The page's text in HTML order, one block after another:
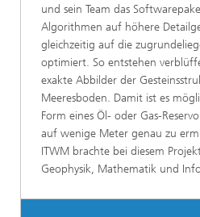
und sein Team das
Algorithmen auf höhere
gleichzeitig auf die
optimiert. So entstehen
exakte Abbilder der
Meeresboden. Damit ist es
Form eines Öl- oder Gas-
auf wenige Meter genau zu
ITWM brachte bei diesem
Geophysik, Mathematik und